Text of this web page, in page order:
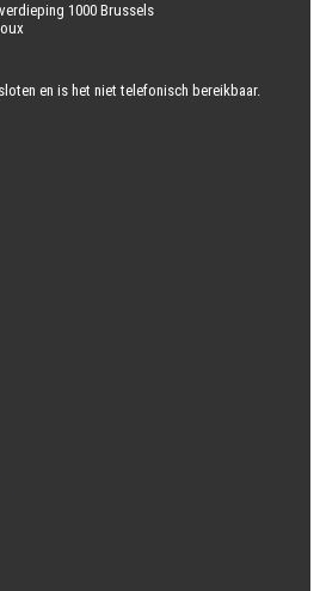
1000 Brussels
en is het niet telefonisch bereikbaar.